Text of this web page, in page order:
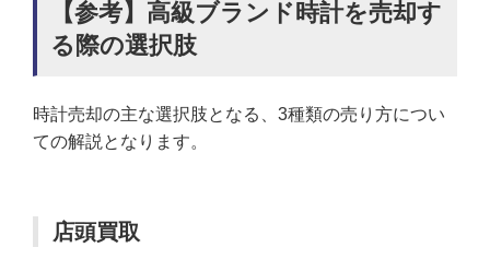
【参考】高級ブランド時計を売却す
る際の選択肢
時計売却の主な選択肢となる、3種類の売り方につい
ての解説となります。
店頭買取